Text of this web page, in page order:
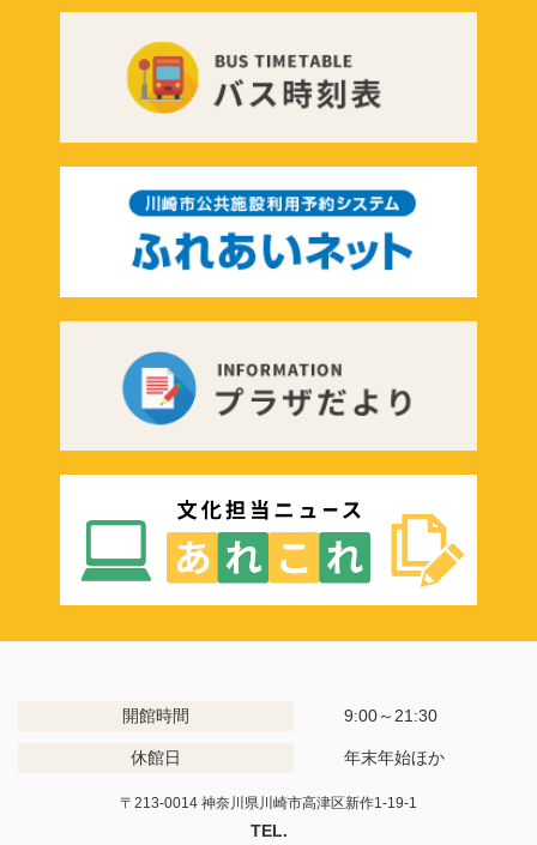
開館時間 9:00～21:30
休館日 年末年始ほか
〒213-0014 神奈川県川崎市高津区新作1-19-1
TEL.